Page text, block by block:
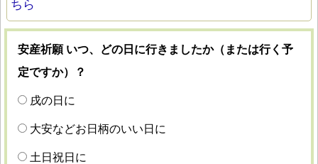
ちら
安産祈願 いつ、どの日に行きましたか（または行く予
定ですか）？
戌の日に
大安などお日柄のいい日に
土日祝日に